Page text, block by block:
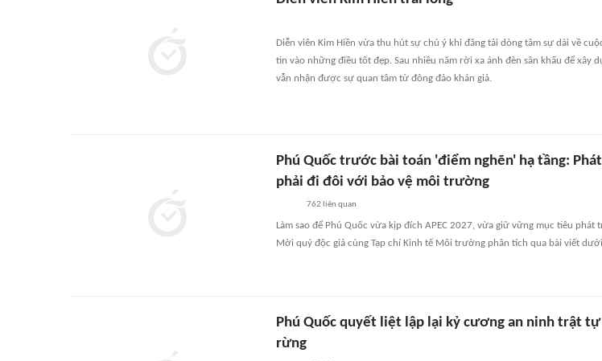
Diễn viên Kim Hiền vừa thu hút sự chú ý khi đăng tải dòng tâm sự dài về
tin vào những điều tốt đẹp. Sau nhiều năm rời xa ánh đèn sân khấu để xây
vẫn nhận được sự quan tâm từ đông đảo khán giả.
Phú Quốc trước bài toán 'điểm nghẽn' hạ tầng:
phải đi đôi với bảo vệ môi trường
762 liên quan
Làm sao để Phú Quốc vừa kịp đích APEC 2027, vừa giữ vững mục tiêu phát
Mời quý độc giả cùng Tạp chí Kinh tế Môi trường phân tích qua bài viết
Phú Quốc quyết liệt lập lại kỷ cương an ninh trật
rừng